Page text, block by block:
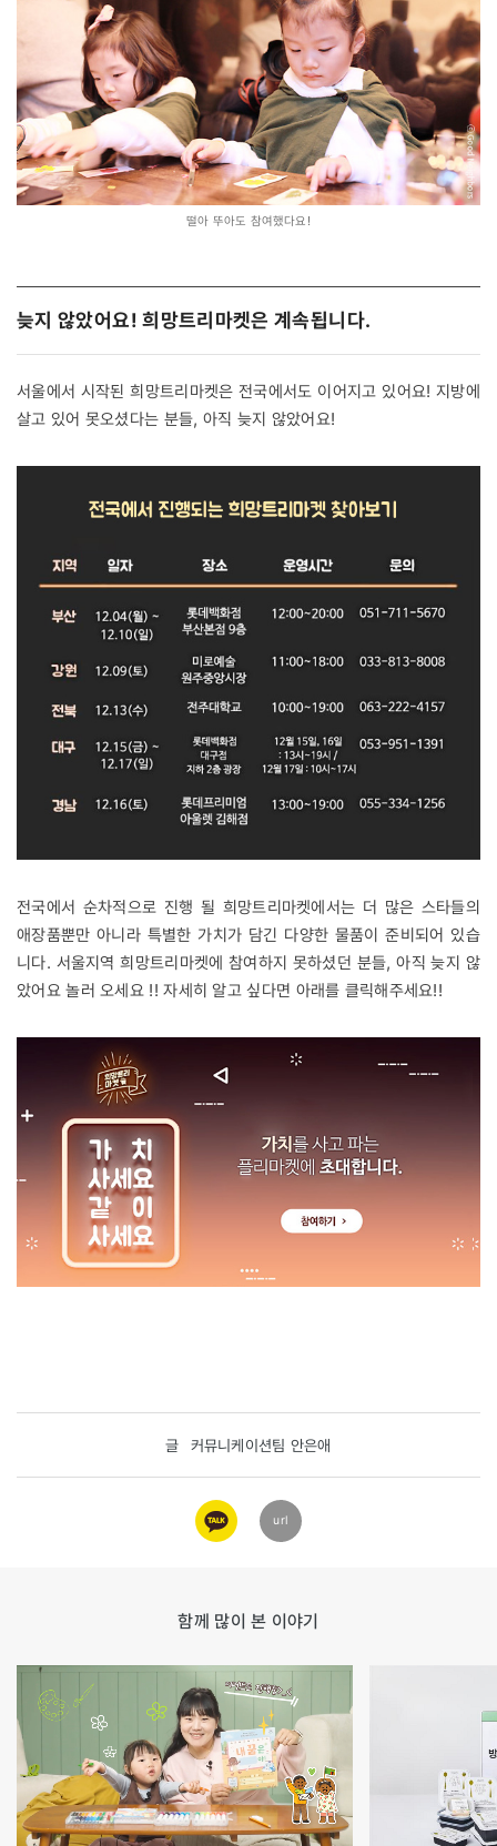
떨아 뚜아도 참여했다요!
늦지 않았어요! 희망트리마켓은 계속됩니다.
서울에서 시작된 희망트리마켓은 전국에서도 이어지고 있어요! 지방에
살고 있어 못오셨다는 분들, 아직 늦지 않았어요!
전국에서 순차적으로 진행 될 희망트리마켓에서는 더 많은 스타들의
애장품뿐만 아니라 특별한 가치가 담긴 다양한 물품이 준비되어 있습
니다. 서울지역 희망트리마켓에 참여하지 못하셨던 분들, 아직 늦지 않
았어요 놀러 오세요 !! 자세히 알고 싶다면 아래를 클릭해주세요!!
글 커뮤니케이션팀 안은애
카카오
링크
url
함께 많이 본 이야기